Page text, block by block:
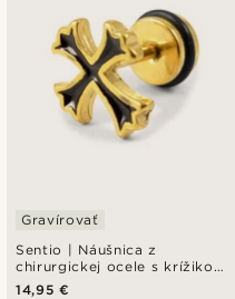
Sentio | Náušnica z
chirurgickej ocele s krížikom
Patonce v zlatej farbe
Gravírovať
14,95 €